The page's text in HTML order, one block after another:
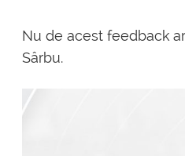
Nu de acest feedback
Sârbu.